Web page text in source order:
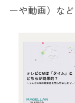
ーや動画）な